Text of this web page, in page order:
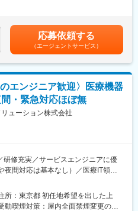
ただきます。
を行っており、各エンジニアの負担
能です。
務
メインとなります。医療機関特有の
門へのフィードバック等、安心して
ご使用いただけるよう様々な側面か
ジションです。 サポート＆サービス
案することで、お客様からの信頼や
実際に解体したり、組み立てたりす
ーに届くお問い合わせ内容を把握
います。
：
です。デジタル化・ネットワーク化
ため、ソフトウェアやネットワー
応募依頼する
（エージェントサービス）
エンジニア歓迎〉医療機器
・緊急対応ほぼ無
ューション株式会社
研修充実／サービスエンジニアに優
夜間対応は基本なし）／医療IT領域
所：東京都 初任地希望を出した上
動喫煙対策：屋内全面禁煙変更の範